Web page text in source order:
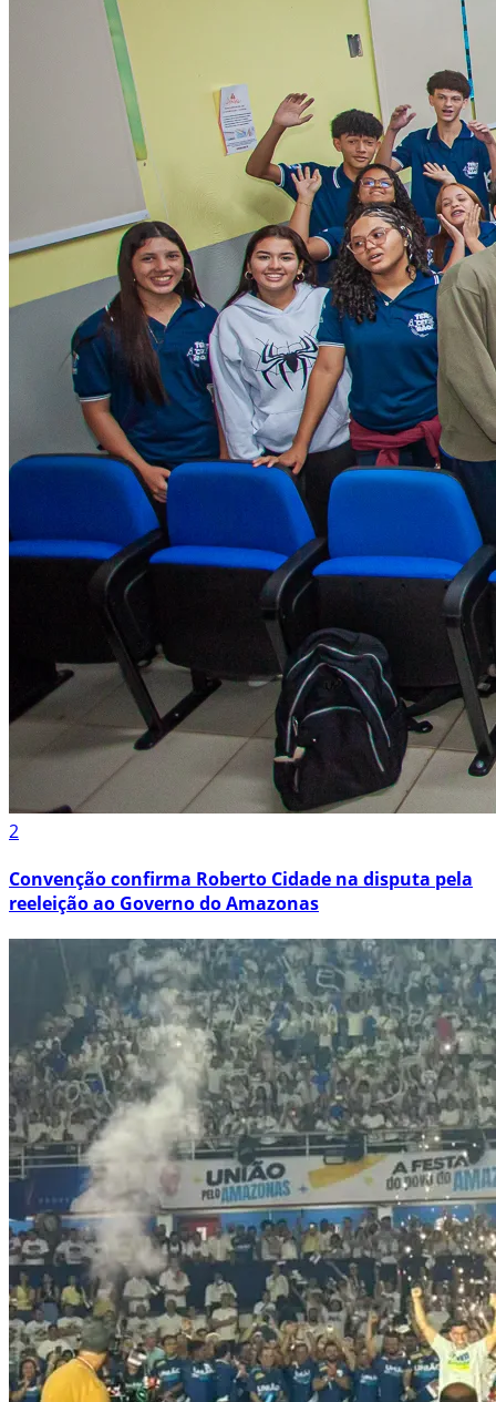
2
Convenção confirma Roberto Cidade na disputa pela
reeleição ao Governo do Amazonas